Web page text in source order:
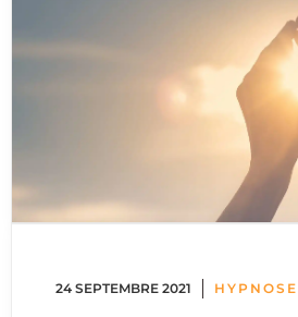
24 SEPTEMBRE 2021